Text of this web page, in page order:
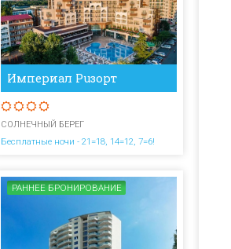
Империал Рuзорт
СОЛНЕЧНЫЙ БЕРЕГ
Бесплатные ночи - 21=18, 14=12, 7=6!
РАННЕЕ БРОНИРОВАНИЕ